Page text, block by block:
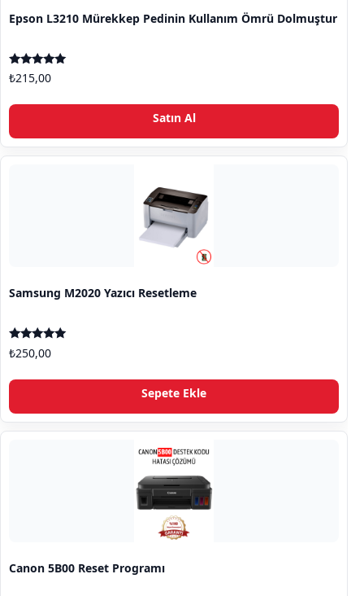
Epson L3210 Mürekkep Pedinin Kullanım Ömrü Dolmuştur
5 üzerinden
5.00
₺215,00
Satın Al
Samsung M2020 Yazıcı Resetleme
5 üzerinden
4.80
₺250,00
Sepete Ekle
Canon 5B00 Reset Programı